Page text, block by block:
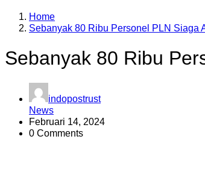
Home
Sebanyak 80 Ribu Personel PLN Siaga
Sebanyak 80 Ribu
indopostrust
News
Februari 14, 2024
0 Comments